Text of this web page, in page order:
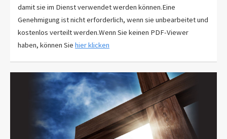
damit sie im Dienst verwendet werden können.Eine
Genehmigung ist nicht erforderlich, wenn sie unbearbeitet und
kostenlos verteilt werden.Wenn Sie keinen PDF-Viewer
haben, können Sie hier klicken